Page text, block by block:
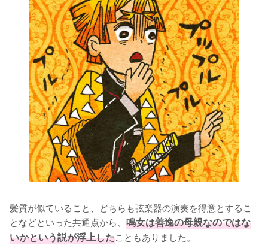
髪質が似ていること、どちらも弦楽器の演奏を得意とするこ
となどといった共通点から、 鳴女は善逸の母親なのではな
いかという説が浮上したこともありました。